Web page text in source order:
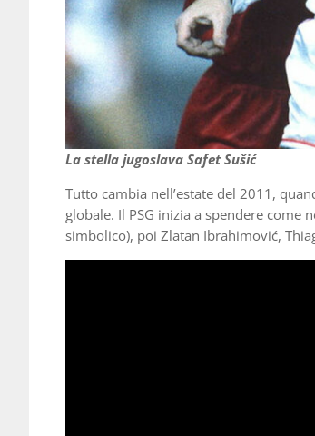
La stella jugoslava Safet Sušić
Tutto cambia nell’estate del 2011,
globale. Il PSG inizia a spendere come
simbolico), poi Zlatan Ibrahimović,